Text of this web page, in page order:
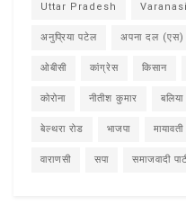
Uttar Pradesh Varanasi
अनुप्रिया पटेल अपना दल (एस)
ओबीसी कांग्रेस किसान
कोरोना नीतीश कुमार बलिया
बेल्थरा रोड भाजपा मायावती
वाराणसी सपा समाजवादी